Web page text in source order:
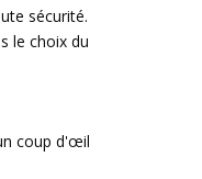
sécurité.
le choix du
coup d'œil